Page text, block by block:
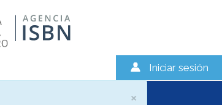
Iniciar sesión
×